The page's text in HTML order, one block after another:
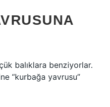
balıklara benziyorlar.
“kurbağa yavrusu”